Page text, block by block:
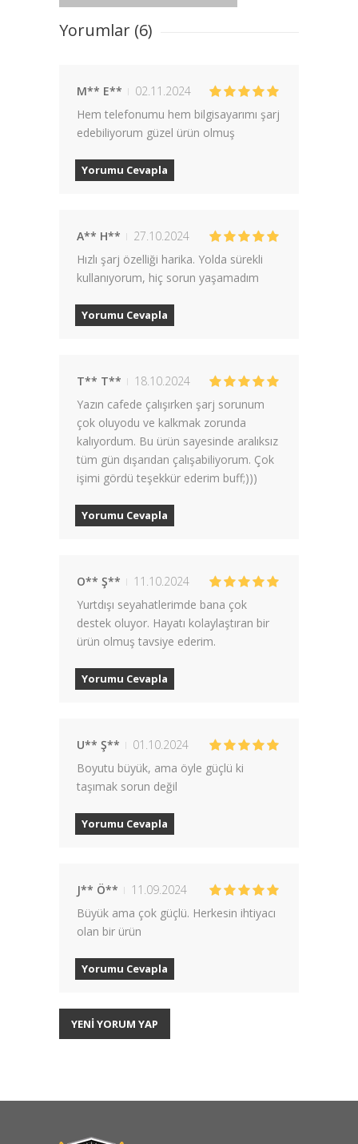
Yorumlar (6)
M** E**
02.11.2024
Hem telefonumu hem bilgisayarımı şarj
edebiliyorum güzel ürün olmuş
Yorumu Cevapla
A** H**
27.10.2024
Hızlı şarj özelliği harika. Yolda sürekli
kullanıyorum, hiç sorun yaşamadım
Yorumu Cevapla
T** T**
18.10.2024
Yazın cafede çalışırken şarj sorunum
çok oluyodu ve kalkmak zorunda
kalıyordum. Bu ürün sayesinde aralıksız
tüm gün dışarıdan çalışabiliyorum. Çok
işimi gördü teşekkür ederim buff;)))
Yorumu Cevapla
O** Ş**
11.10.2024
Yurtdışı seyahatlerimde bana çok
destek oluyor. Hayatı kolaylaştıran bir
ürün olmuş tavsiye ederim.
Yorumu Cevapla
U** Ş**
01.10.2024
Boyutu büyük, ama öyle güçlü ki
taşımak sorun değil
Yorumu Cevapla
J** Ö**
11.09.2024
Büyük ama çok güçlü. Herkesin ihtiyacı
olan bir ürün
Yorumu Cevapla
YENİ YORUM YAP